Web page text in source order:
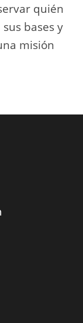
quién
bases y
misión